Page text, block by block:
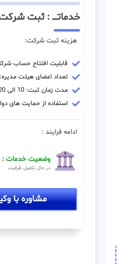
خدماتـــــ : ثبت
هزینه ثبت شرکت:
قابلیت افتتاح حساب
تعداد اعضای هیئت مدیره: 1-6 نفر
مدت زمان ثبت: 10 الی 20 روز
استفاده از حمایت های
ادامه فرایند :
وضعیت خدمات :
در حال تکمیل ظرفیت
مشاوره با